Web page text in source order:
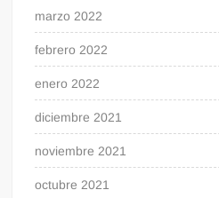
marzo 2022
febrero 2022
enero 2022
diciembre 2021
noviembre 2021
octubre 2021